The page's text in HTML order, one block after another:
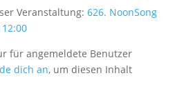
Veranstaltung: 626. NoonSong
für angemeldete Benutzer
dich an, um diesen Inhalt